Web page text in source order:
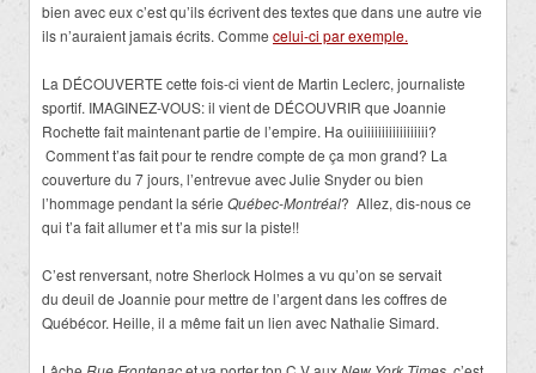
bien avec eux c’est qu’ils écrivent des textes que dans une autre vie
ils n’auraient jamais écrits. Comme celui-ci par exemple.
La DÉCOUVERTE cette fois-ci vient de Martin Leclerc, journaliste
sportif. IMAGINEZ-VOUS: il vient de DÉCOUVRIR que Joannie
Rochette fait maintenant partie de l’empire. Ha ouiiiiiiiiiiiiiiiiii?
Comment t’as fait pour te rendre compte de ça mon grand? La
couverture du 7 jours, l’entrevue avec Julie Snyder ou bien
l’hommage pendant la série Québec-Montréal? Allez, dis-nous ce
qui t’a fait allumer et t’a mis sur la piste!!
C’est renversant, notre Sherlock Holmes a vu qu’on se servait
du deuil de Joannie pour mettre de l’argent dans les coffres de
Québécor. Heille, il a même fait un lien avec Nathalie Simard.